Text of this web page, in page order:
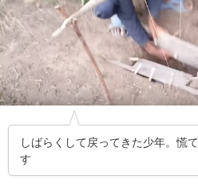
しばらくして戻ってきた少年。慌
す